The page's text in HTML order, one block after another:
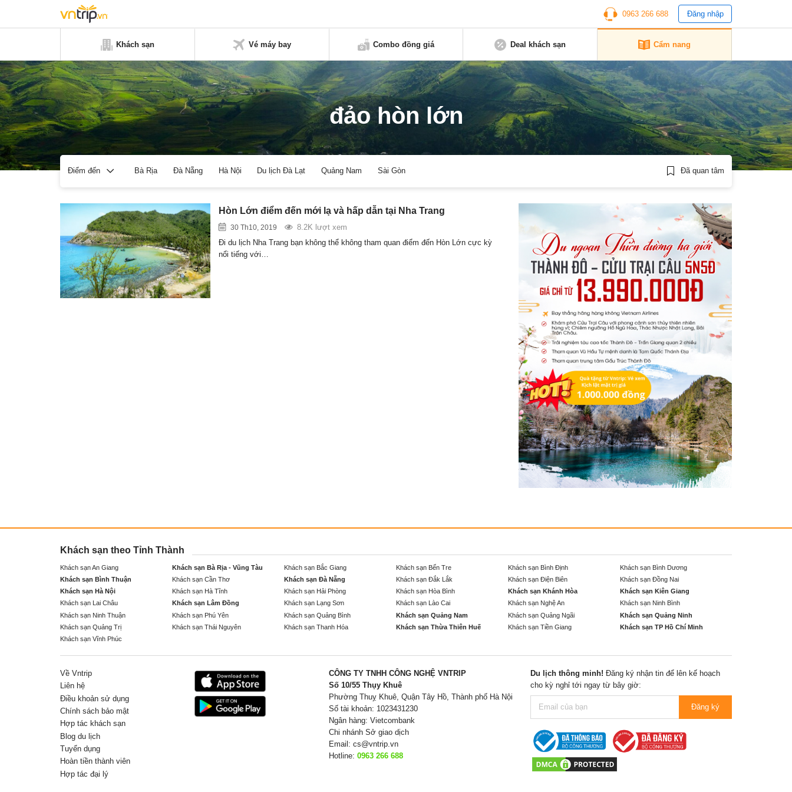
0963 266 688 Đăng nhập
Khách sạn Vé máy bay Combo đồng giá Deal khách sạn Cẩm nang
đảo hòn lớn
Điểm đến Bà Rịa Đà Nẵng Hà Nội Du lịch Đà Lạt Quảng Nam Sài Gòn Đã quan tâm
Hòn Lớn điểm đến mới lạ và hấp dẫn tại Nha Trang
30 Th10, 2019
8.2K lượt xem
Đi du lịch Nha Trang bạn không thể không tham quan điểm đến Hòn Lớn cực kỳ
nổi tiếng với…
Khách sạn theo Tỉnh Thành
Khách sạn An Giang Khách sạn Bà Rịa - Vũng Tàu Khách sạn Bắc Giang Khách sạn Bến Tre Khách sạn Bình Định
Khách sạn Bình Dương
Khách sạn Bình Thuận
Khách sạn Cần Thơ Khách sạn Đà Nẵng Khách sạn Đắk Lắk Khách sạn Điện Biên
Khách sạn Đồng Nai
Khách sạn Hà Nội
Khách sạn Hà Tĩnh Khách sạn Hải Phòng Khách sạn Hòa Bình Khách sạn Khánh Hòa
Khách sạn Kiên Giang
Khách sạn Lai Châu
Khách sạn Lâm Đồng Khách sạn Lạng Sơn Khách sạn Lào Cai Khách sạn Nghệ An
Khách sạn Ninh Bình
Khách sạn Ninh Thuận
Khách sạn Phú Yên Khách sạn Quảng Bình Khách sạn Quảng Nam Khách sạn Quảng Ngãi
Khách sạn Quảng Ninh
Khách sạn Quảng Trị
Khách sạn Thái Nguyên Khách sạn Thanh Hóa Khách sạn Thừa Thiên Huế Khách sạn Tiền Giang
Khách sạn TP Hồ Chí Minh
Khách sạn Vĩnh Phúc
Về Vntrip
Liên hệ
Điều khoản sử dụng
Chính sách bảo mật
Hợp tác khách sạn
Blog du lịch
Tuyển dụng
Hoàn tiền thành viên
Hợp tác đại lý
CÔNG TY TNHH CÔNG NGHỆ VNTRIP
Số 10/55 Thụy Khuê
Phường Thuỵ Khuê, Quận Tây Hồ, Thành phố Hà Nội
Số tài khoản: 1023431230
Ngân hàng: Vietcombank
Chi nhánh Sở giao dịch
Email: cs@vntrip.vn
Hotline: 0963 266 688
Du lịch thông minh! Đăng ký nhận tin để lên kế hoạch
cho kỳ nghỉ tới ngay từ bây giờ:
Đăng ký